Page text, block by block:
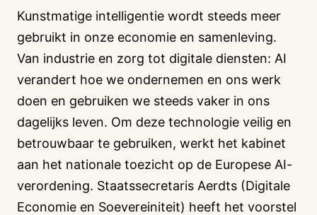
Kunstmatige intelligentie wordt steeds meer
gebruikt in onze economie en samenleving.
Van industrie en zorg tot digitale diensten: AI
verandert hoe we ondernemen en ons werk
doen en gebruiken we steeds vaker in ons
dagelijks leven. Om deze technologie veilig en
betrouwbaar te gebruiken, werkt het kabinet
aan het nationale toezicht op de Europese AI-
verordening. Staatssecretaris Aerdts (Digitale
Economie en Soevereiniteit) heeft het voorstel